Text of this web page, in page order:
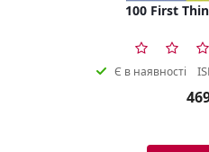
100 First
Є в наявності